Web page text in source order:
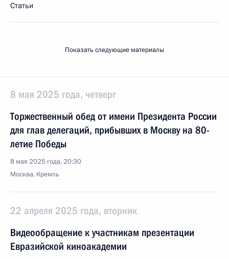
Статьи
Показать следующие материалы
8 мая 2025 года, четверг
Торжественный обед от имени Президента России
для глав делегаций, прибывших в Москву на 80-
летие Победы
8 мая 2025 года, 20:30
Москва, Кремль
22 апреля 2025 года, вторник
Видеообращение к участникам презентации
Евразийской киноакадемии